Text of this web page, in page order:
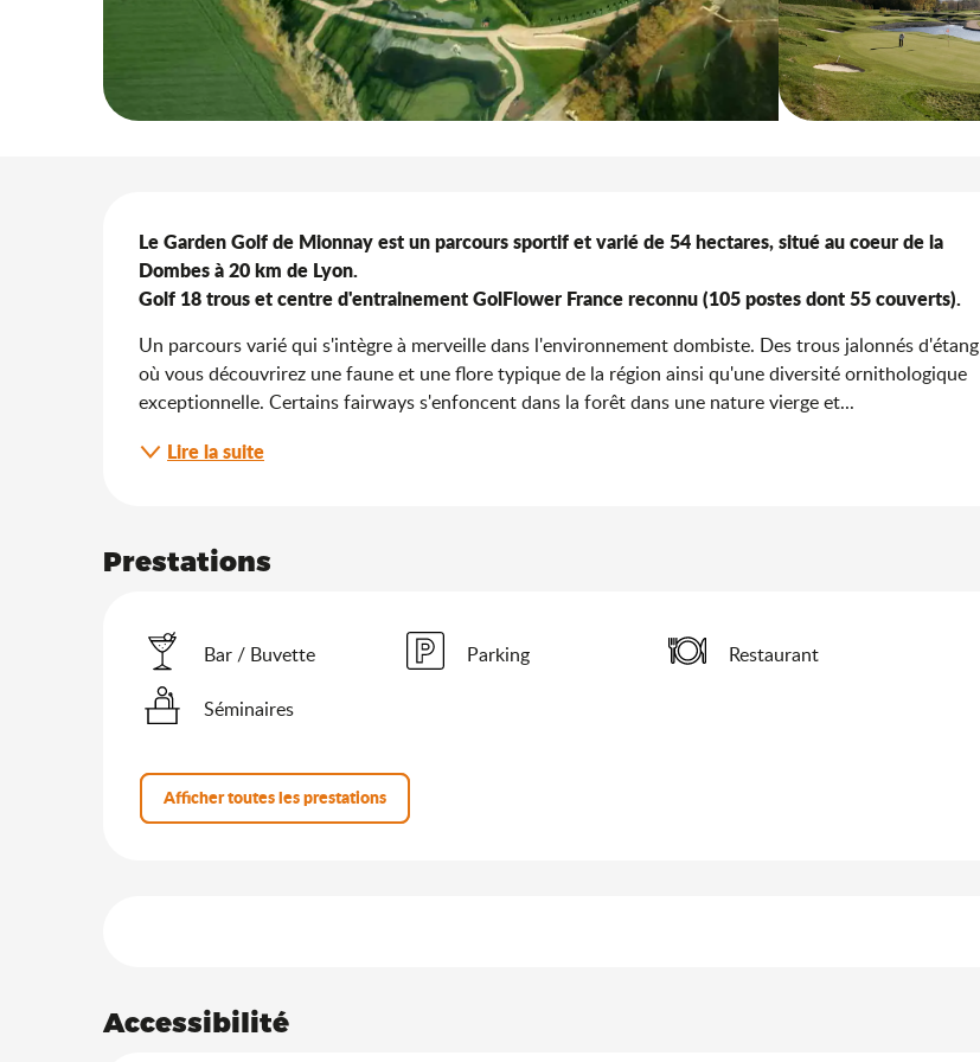
Le Garden Golf de Mionnay est un parcours sportif et varié de 54 hectares, situé au coeur de la
Dombes à 20 km de Lyon.
Golf 18 trous et centre d'entrainement GolFlower France reconnu (105 postes dont 55 couverts).
Un parcours varié qui s'intègre à merveille dans l'environnement dombiste. Des trous jalonnés d'étang
où vous découvrirez une faune et une flore typique de la région ainsi qu'une diversité ornithologique
exceptionnelle. Certains fairways s'enfoncent dans la forêt dans une nature vierge et...
Lire la suite
Prestations
Bar / Buvette Parking Restaurant
Séminaires
Afficher toutes les prestations
Accessibilité